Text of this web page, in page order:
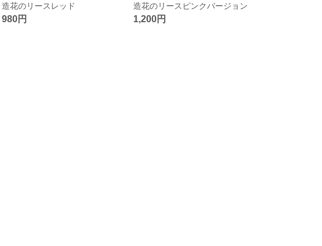
造花のリースレッド
980円
造花のリースピンクバージョン
1,200円